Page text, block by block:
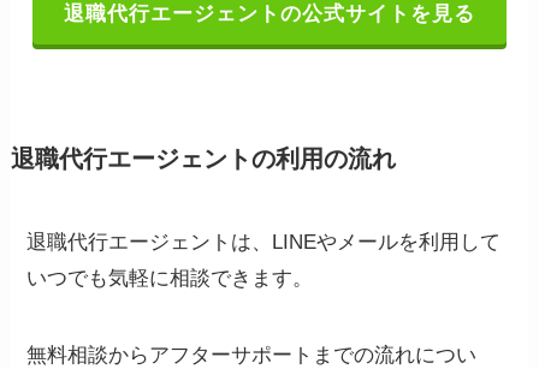
退職代行エージェントの公式サイトを見る
退職代行エージェントの利用の流れ
退職代行エージェントは、LINEやメールを利用して
いつでも気軽に相談できます。
無料相談からアフターサポートまでの流れについ